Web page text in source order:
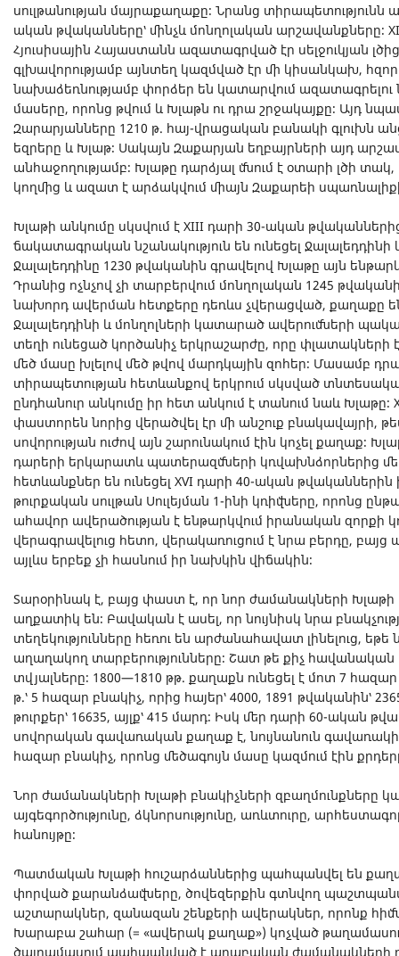
սուլթանության մայրաքաղաքը։ Նրանց տիրապետությունն
ական թվականները՝ մինչև մոնղոլական արշավանքները։
Հյուսիսային Հայաստանն ազատագրված էր սելջուկյան
գլխավորությամբ այնտեղ կազմված էր մի կիսանկախ, հզոր
նախաձեռնությամբ փորձեր են կատարվում
մասերը, որոնց թվում և Խլաթն ու դրա շրջակայքը։ Այդ
Զարարյանները 1210 թ. հայ-վրացական բանակի գլուխն
եզրերը և Խլաթ։ Սակայն Զաքարյան եղբայրների այդ
անհաջողությամբ։ Խլաթը դարձյալ մնում է օտարի լծի տակ,
կողմից և ազատ է արձակվում միայն Զաքարեի
Խլաթի անկումը սկսվում է XIII դարի 30-ական
ճակատագրական նշանակություն են ունեցել Ջալալեդդինի
Ջալալեդդինը 1230 թվականին գրավելով Խլաթը այն
Դրանից ոչնչով չի տարբերվում մոնղոլական 1245
նախորդ ավերման հետքերը դեռևս չվերացված, քաղաքը
Ջալալեդդինի և մոնղոլների կատարած ավերումների
տեղի ունեցած կործանիչ երկրաշարժը, որը փլատակների
մեծ մասը խլելով մեծ թվով մարդկային զոհեր։ Մասամբ
տիրապետության հետևանքով երկրում սկսված
ընդհանուր անկումը իր հետ անկում է տանում նաև Խլաթը։
փաստորեն նորից վերածվել էր մի անշուք բնակավայրի,
սովորության ուժով այն շարունակում էին կոչել քաղաք։
դարերի երկարատև պատերազմների կռվախնձորներից
հետևանքներ են ունեցել XVI դարի 40-ական
թուրքական սուլթան Սուլեյման 1-ինի կռիվները, որոնց
ահավոր ավերածության է ենթարկվում իրանական զորքի
վերագրավելուց հետո, վերակառուցում է նրա բերդը,
այլևս երբեք չի հասնում իր նախկին վիճակին։
Տարօրինակ է, բայց փաստ է, որ նոր ժամանակների Խլաթի
աղքատիկ են։ Բավական է ասել, որ նույնիսկ նրա
տեղեկությունները հեռու են արժանահավատ լինելուց,
աղաղակող տարբերությունները։ Շատ թե քիչ հավանական
տվյալները։ 1800—1810 թթ. քաղաքն ունեցել է մոտ 7
թ.՝ 5 հազար բնակիչ, որից հայեր՝ 4000, 1891 թվականին՝
թուրքեր՝ 16635, այլք՝ 415 մարդ։ Իսկ մեր դարի 60-ական
սովորական գավառական քաղաք է, նույնանուն գավառակի
հազար բնակիչ, որոնց մեծագույն մասը կազմում էին
Նոր ժամանակների Խլաթի բնակիչների զբաղմունքները
այգեգործությունը, ձկնորսությունը, առևտուրը,
հանույթը։
Պատմական Խլաթի հուշարձաններից պահպանվել են
փորված քարանձավները, ծովեզերքին գտնվող
աշտարակներ, զանազան շենքերի ավերակներ, որոնք
Խարաբա շահար (= «ավերակ քաղաք») կոչված
ծայրամասում պահպանված է արաբական ժամանակների